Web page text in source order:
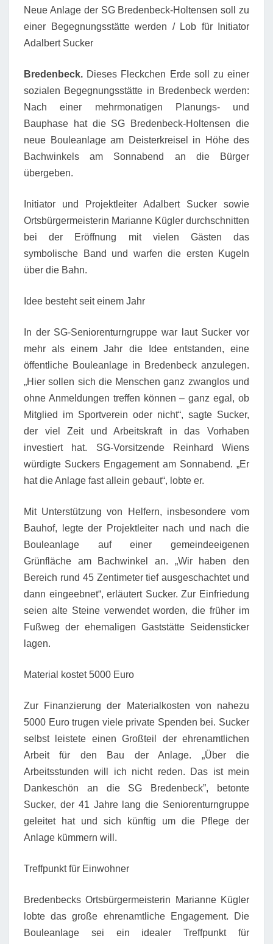
Neue Anlage der SG Bredenbeck-Holtensen soll zu
einer Begegnungsstätte werden / Lob für Initiator
Adalbert Sucker
Bredenbeck. Dieses Fleckchen Erde soll zu einer
sozialen Begegnungsstätte in Bredenbeck werden:
Nach einer mehrmonatigen Planungs- und
Bauphase hat die SG Bredenbeck-Holtensen die
neue Bouleanlage am Deisterkreisel in Höhe des
Bachwinkels am Sonnabend an die Bürger
übergeben.
Initiator und Projektleiter Adalbert Sucker sowie
Ortsbürgermeisterin Marianne Kügler durchschnitten
bei der Eröffnung mit vielen Gästen das
symbolische Band und warfen die ersten Kugeln
über die Bahn.
Idee besteht seit einem Jahr
In der SG-Seniorenturngruppe war laut Sucker vor
mehr als einem Jahr die Idee entstanden, eine
öffentliche Bouleanlage in Bredenbeck anzulegen.
„Hier sollen sich die Menschen ganz zwanglos und
ohne Anmeldungen treffen können – ganz egal, ob
Mitglied im Sportverein oder nicht“, sagte Sucker,
der viel Zeit und Arbeitskraft in das Vorhaben
investiert hat. SG-Vorsitzende Reinhard Wiens
würdigte Suckers Engagement am Sonnabend. „Er
hat die Anlage fast allein gebaut“, lobte er.
Mit Unterstützung von Helfern, insbesondere vom
Bauhof, legte der Projektleiter nach und nach die
Bouleanlage auf einer gemeindeeigenen
Grünfläche am Bachwinkel an. „Wir haben den
Bereich rund 45 Zentimeter tief ausgeschachtet und
dann eingeebnet“, erläutert Sucker. Zur Einfriedung
seien alte Steine verwendet worden, die früher im
Fußweg der ehemaligen Gaststätte Seidensticker
lagen.
Material kostet 5000 Euro
Zur Finanzierung der Materialkosten von nahezu
5000 Euro trugen viele private Spenden bei. Sucker
selbst leistete einen Großteil der ehrenamtlichen
Arbeit für den Bau der Anlage. „Über die
Arbeitsstunden will ich nicht reden. Das ist mein
Dankeschön an die SG Bredenbeck”, betonte
Sucker, der 41 Jahre lang die Seniorenturngruppe
geleitet hat und sich künftig um die Pflege der
Anlage kümmern will.
Treffpunkt für Einwohner
Bredenbecks Ortsbürgermeisterin Marianne Kügler
lobte das große ehrenamtliche Engagement. Die
Bouleanlage sei ein idealer Treffpunkt für